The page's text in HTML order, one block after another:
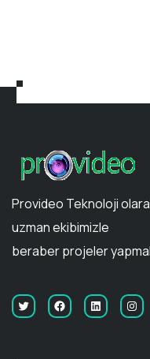
Provideo Teknoloji
uzman ekibimizle
beraber projeler